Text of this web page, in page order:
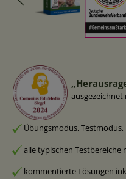
Übungsmodus,
alle typischen Testbereiche
kommentierte Lösungen